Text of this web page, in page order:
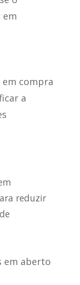
em
compra
a
reduzir
em aberto